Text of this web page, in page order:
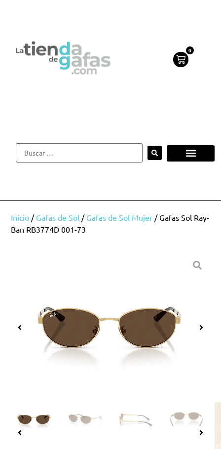
0
Inicio / Gafas de Sol / Gafas de Sol Mujer / Gafas Sol Ray-
Ban RB3774D 001-73